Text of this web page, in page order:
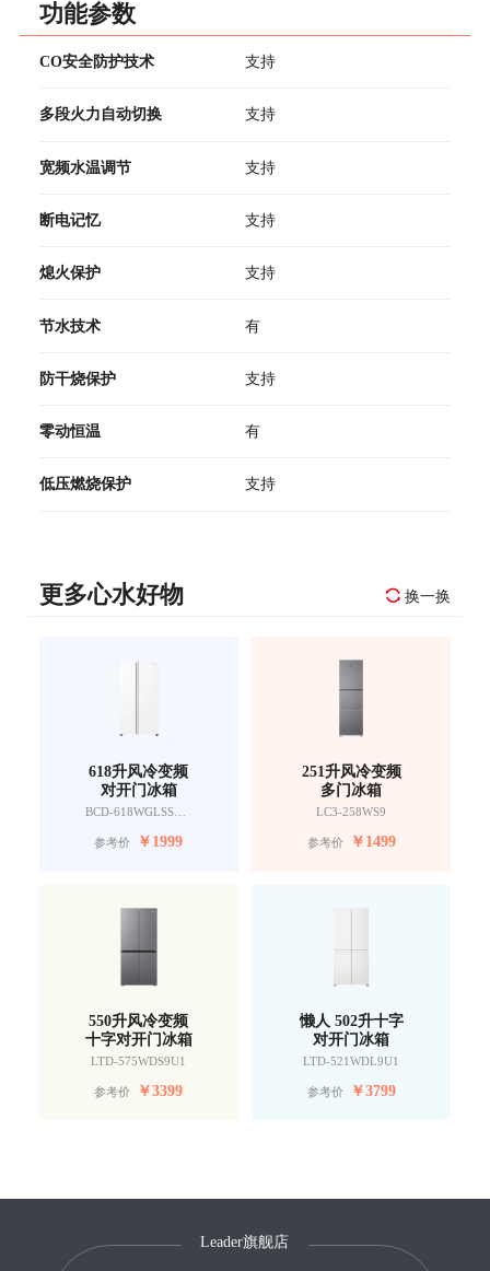
功能参数
CO安全防护技术 支持
多段火力自动切换 支持
宽频水温调节 支持
断电记忆 支持
熄火保护 支持
节水技术 有
防干烧保护 支持
零动恒温 有
低压燃烧保护 支持
更多心水好物 换一换
618升风冷变频
对开门冰箱
BCD-618WGLSSEDW9
参考价 ￥1999
251升风冷变频
多门冰箱
LC3-258WS9
参考价 ￥1499
550升风冷变频
十字对开门冰箱
LTD-575WDS9U1
参考价 ￥3399
懒人 502升十字
对开门冰箱
LTD-521WDL9U1
参考价 ￥3799
Leader旗舰店